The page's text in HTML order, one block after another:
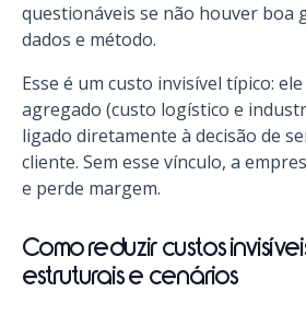
questionáveis se não houver boa
dados e método.
Esse é um custo invisível típico:
agregado (custo logístico e
ligado diretamente à decisão de
cliente. Sem esse vínculo, a
e perde margem.
Como reduzir custos
estruturais e cenários